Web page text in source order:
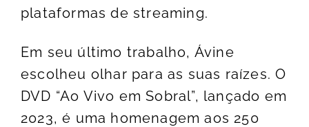
plataformas de streaming.
Em seu último trabalho, Ávine
escolheu olhar para as suas raízes. O
DVD “Ao Vivo em Sobral”, lançado em
2023, é uma homenagem aos 250